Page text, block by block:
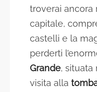
troverai ancora
capitale,
castelli e la
perderti
Grande, situata
visita alla